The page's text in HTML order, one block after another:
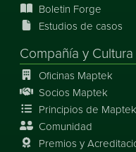
Boletin Forge
Estudios de casos
Compañía y Cultura
Oficinas Maptek
Socios Maptek
Principios de Maptek
Comunidad
Premios y